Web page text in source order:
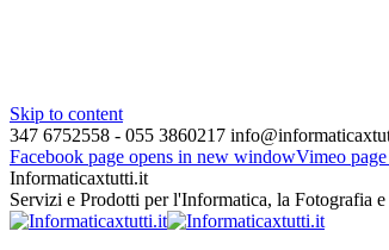
Skip to content
347 6752558 - 055 3860217
Facebook page opens in new windowVimeo
Informaticaxtutti.it
Servizi e Prodotti per l'Informatica, la Fotografia